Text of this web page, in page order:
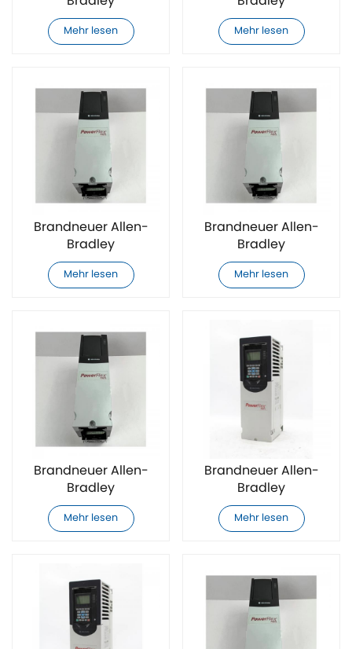
20F11ND3P4AA0NNNNN
AC-
Mehr lesen
20F11ND5P0AA0NNNNN
AC-
Mehr lesen
Brandneuer Allen-
Bradley
20F11ND8P0AA0NNNNN
AC-
Mehr lesen
Brandneuer Allen-
Bradley
20F11NE011AA0NNNNN
AC-
Mehr lesen
Brandneuer Allen-
Bradley
20F11NE017AA0NNNNN
AC-
Mehr lesen
Brandneuer Allen-
Bradley
20F11NE022AA0NNNNN
AC-
Mehr lesen